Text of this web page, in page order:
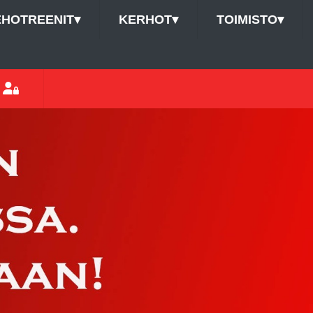
▾ KERHOT▾ TOIMISTO▾